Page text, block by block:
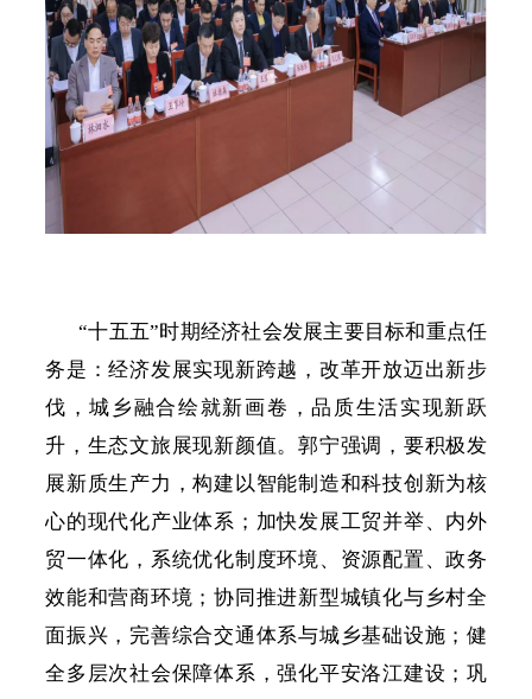
“十五五”时期经济社会发展主要目标和重点任
务是：经济发展实现新跨越，改革开放迈出新步
伐，城乡融合绘就新画卷，品质生活实现新跃
升，生态文旅展现新颜值。郭宁强调，要积极发
展新质生产力，构建以智能制造和科技创新为核
心的现代化产业体系；加快发展工贸并举、内外
贸一体化，系统优化制度环境、资源配置、政务
效能和营商环境；协同推进新型城镇化与乡村全
面振兴，完善综合交通体系与城乡基础设施；健
全多层次社会保障体系，强化平安洛江建设；巩